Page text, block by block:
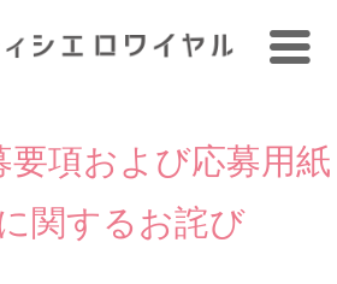
要項および応募用紙
関するお詫び